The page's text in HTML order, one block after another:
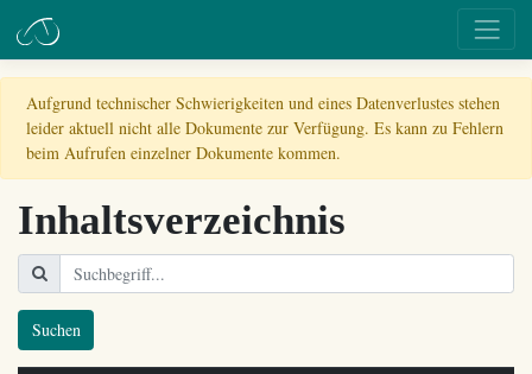
Aufgrund technischer Schwierigkeiten und eines Datenverlustes stehen
leider aktuell nicht alle Dokumente zur Verfügung. Es kann zu Fehlern
beim Aufrufen einzelner Dokumente kommen.
Inhaltsverzeichnis
Suchen